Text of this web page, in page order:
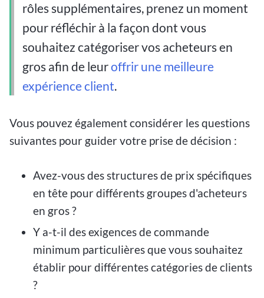
rôles supplémentaires, prenez un moment
pour réfléchir à la façon dont vous
souhaitez catégoriser vos acheteurs en
gros afin de leuroffrir une meilleure
expérience client.
Vous pouvez également considérer les questions
suivantes pour guider votre prise de décision :
Avez-vous des structures de prix spécifiques
en tête pour différents groupes d'acheteurs
en gros ?
Y a-t-il des exigences de commande
minimum particulières que vous souhaitez
établir pour différentes catégories de clients
?